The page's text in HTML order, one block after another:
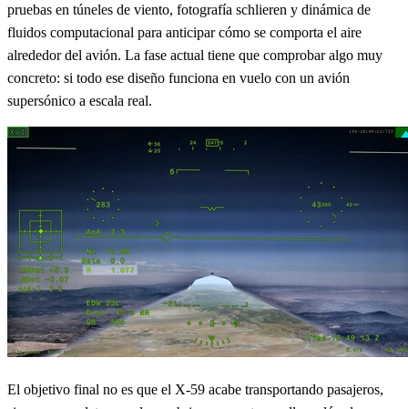
pruebas en túneles de viento, fotografía schlieren y dinámica de
fluidos computacional para anticipar cómo se comporta el aire
alrededor del avión. La fase actual tiene que comprobar algo muy
concreto: si todo ese diseño funciona en vuelo con un avión
supersónico a escala real.
El objetivo final no es que el X-59 acabe transportando pasajeros,